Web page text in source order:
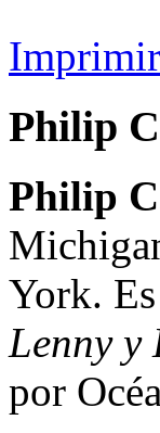
Imprimir
Philip
Philip
York.
Lenny y
por